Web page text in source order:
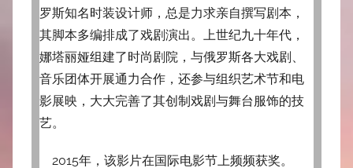
罗斯知名时装设计师，总是力求亲自撰写剧本，
其脚本多编排成了戏剧演出。上世纪九十年代，
娜塔丽娅组建了时尚剧院，与俄罗斯各大戏剧、
音乐团体开展通力合作，还参与组织艺术节和电
影展映，大大完善了其创制戏剧与舞台服饰的技
艺。
2015年，该影片在国际电影节上频频获奖。